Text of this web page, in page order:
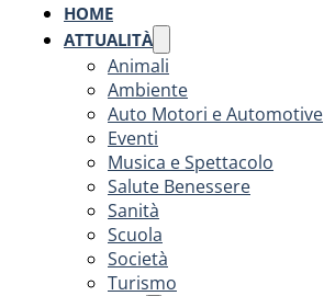
HOME
ATTUALITÀ
Animali
Ambiente
Auto Motori e Automotive
Eventi
Musica e Spettacolo
Salute Benessere
Sanità
Scuola
Società
Turismo